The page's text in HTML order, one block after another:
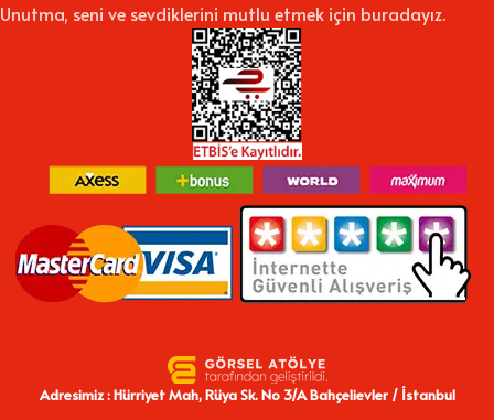
Unutma, seni ve sevdiklerini mutlu etmek için buradayız.
Adresimiz : Hürriyet Mah, Rüya Sk. No 3/A Bahçelievler / İstanbul